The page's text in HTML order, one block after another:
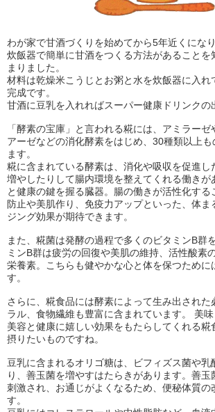
わが家で甘酒づくりを始めてから5年近くになり
炊飯器で簡単に甘酒をつくる方法があることを
まりました。
材料は乾燥米こうじとお粥と水を炊飯器に入れ
完成です。
甘酒に豆乳を入れればスーパー健康ドリンクの
「酵素の宝庫」と言われる糀には、アミラー
アーゼなどの消化酵素をはじめ、30種類以上
ます。
糀に含まれている酵素は、消化や吸収を促進し
増やしたりして腸内環境を整えてくれる働きが
と健康の鍵を握る臓器。腸の働きが活性化する
防止や美肌作り、免疫力アップといった、体ま
ジング効果が期待できます。
また、糀菌は発酵の過程で多くのビタミンB群
ミンB群は疲労の回復や美肌の維持、活性酸素
栄養素。こちらも健やかな心と体を保つために
す。
さらに、糀食品には酵素によって生み出された
ラル、食物繊維も豊富に含まれています。 美味
美容と健康に嬉しい効果をもたらしてくれる糀
摂りたいものですね。
豆乳に含まれるオリゴ糖は、ビフィズス菌や乳
り、善玉菌を増やすはたらきがあります。善
刺激され、お通じがよくなるため、便秘体質の
す。